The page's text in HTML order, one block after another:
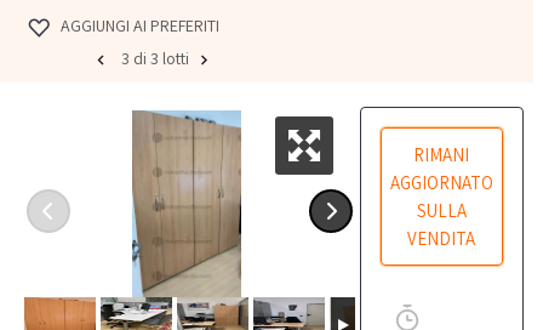
AGGIUNGI AI PREFERITI
3 di 3 lotti
RIMANI
AGGIORNATO
SULLA
VENDITA